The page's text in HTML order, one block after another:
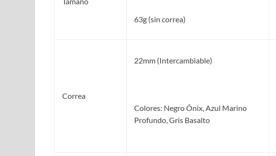
63g (sin correa)
Correa
22mm (Intercambiable)
Colores: Negro Ónix, Azul Marino
Profundo, Gris Basalto